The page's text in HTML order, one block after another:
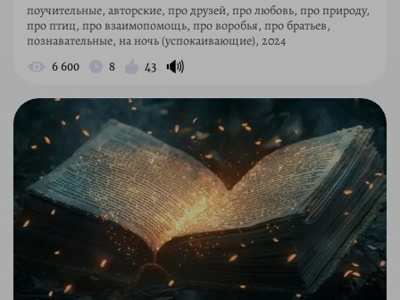
поучительные, авторские, про друзей, про любовь, про природу,
про птиц, про взаимопомощь, про воробья, про братьев,
познавательные, на ночь (успокаивающие), 2024
6 600 8 43 🔊